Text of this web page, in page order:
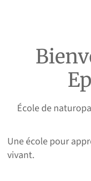
École de
Une école pour
vivant.